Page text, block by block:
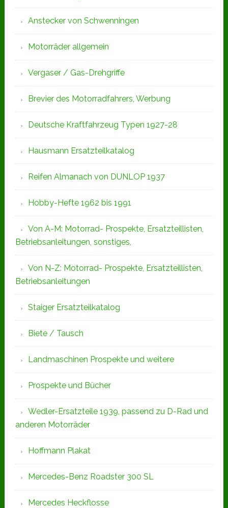
Anstecker von Schwenningen
Motorräder allgemein
Vergaser / Gas-Drehgriffe
Brevier des Motorradfahrers, Werbung
Deutsche Kraftfahrzeug Typen 1927-28
Hausmann Ersatzteilkatalog
Reifen Almanach von DUNLOP 1937
Hobby-Hefte 1962 bis 1991
Von A-M: Motorrad- Prospekte, Ersatzteillisten,
Betriebsanleitungen, sonstiges,
Von N-Z: Motorrad- Prospekte, Ersatzteillisten,
Betriebsanleitungen
Staiger Ersatzteilkatalog
Biete / Tausch
Landmaschinen Prospekte und weitere
Prospekte und Bücher
Wedler-Ersatzteile 1939, passend zu D-Rad und
anderen Motorräder
Hoffmann Plakat
Mercedes-Benz Roadster 300 SL
Mercedes Heckflosse